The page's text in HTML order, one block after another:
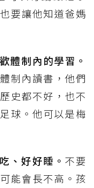
要讓他知道爸媽
體制內的學習。
制內讀書，他們
史都不好，也不
球。他可以是梅
、好好睡。 不要
能會長不高。孩